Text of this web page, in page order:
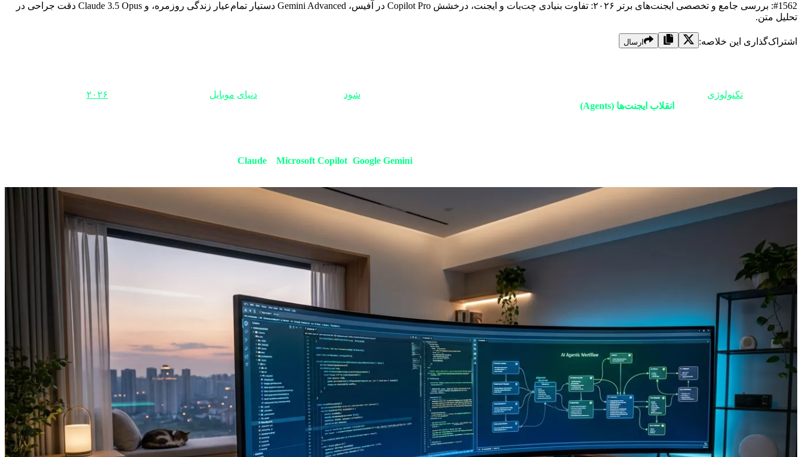
#1562: بررسی جامع و تخصصی ایجنت‌های برتر ۲۰۲۶: تفاوت بنیادی چت‌بات و ایجنت، درخشش Copilot Pro در آفیس، Gemini Advanced دستیار تمام‌عیار زندگی روزمره، و Claude 3.5 Opus دقت جراحی در
تحلیل متن.
اشتراک‌گذاری این خلاصه: ارسال
تکنولوژی شود دنیای موبایل ۲۰۲۶
انقلاب ایجنت‌ها (Agents)
Microsoft Copilot Google Gemini
Claude